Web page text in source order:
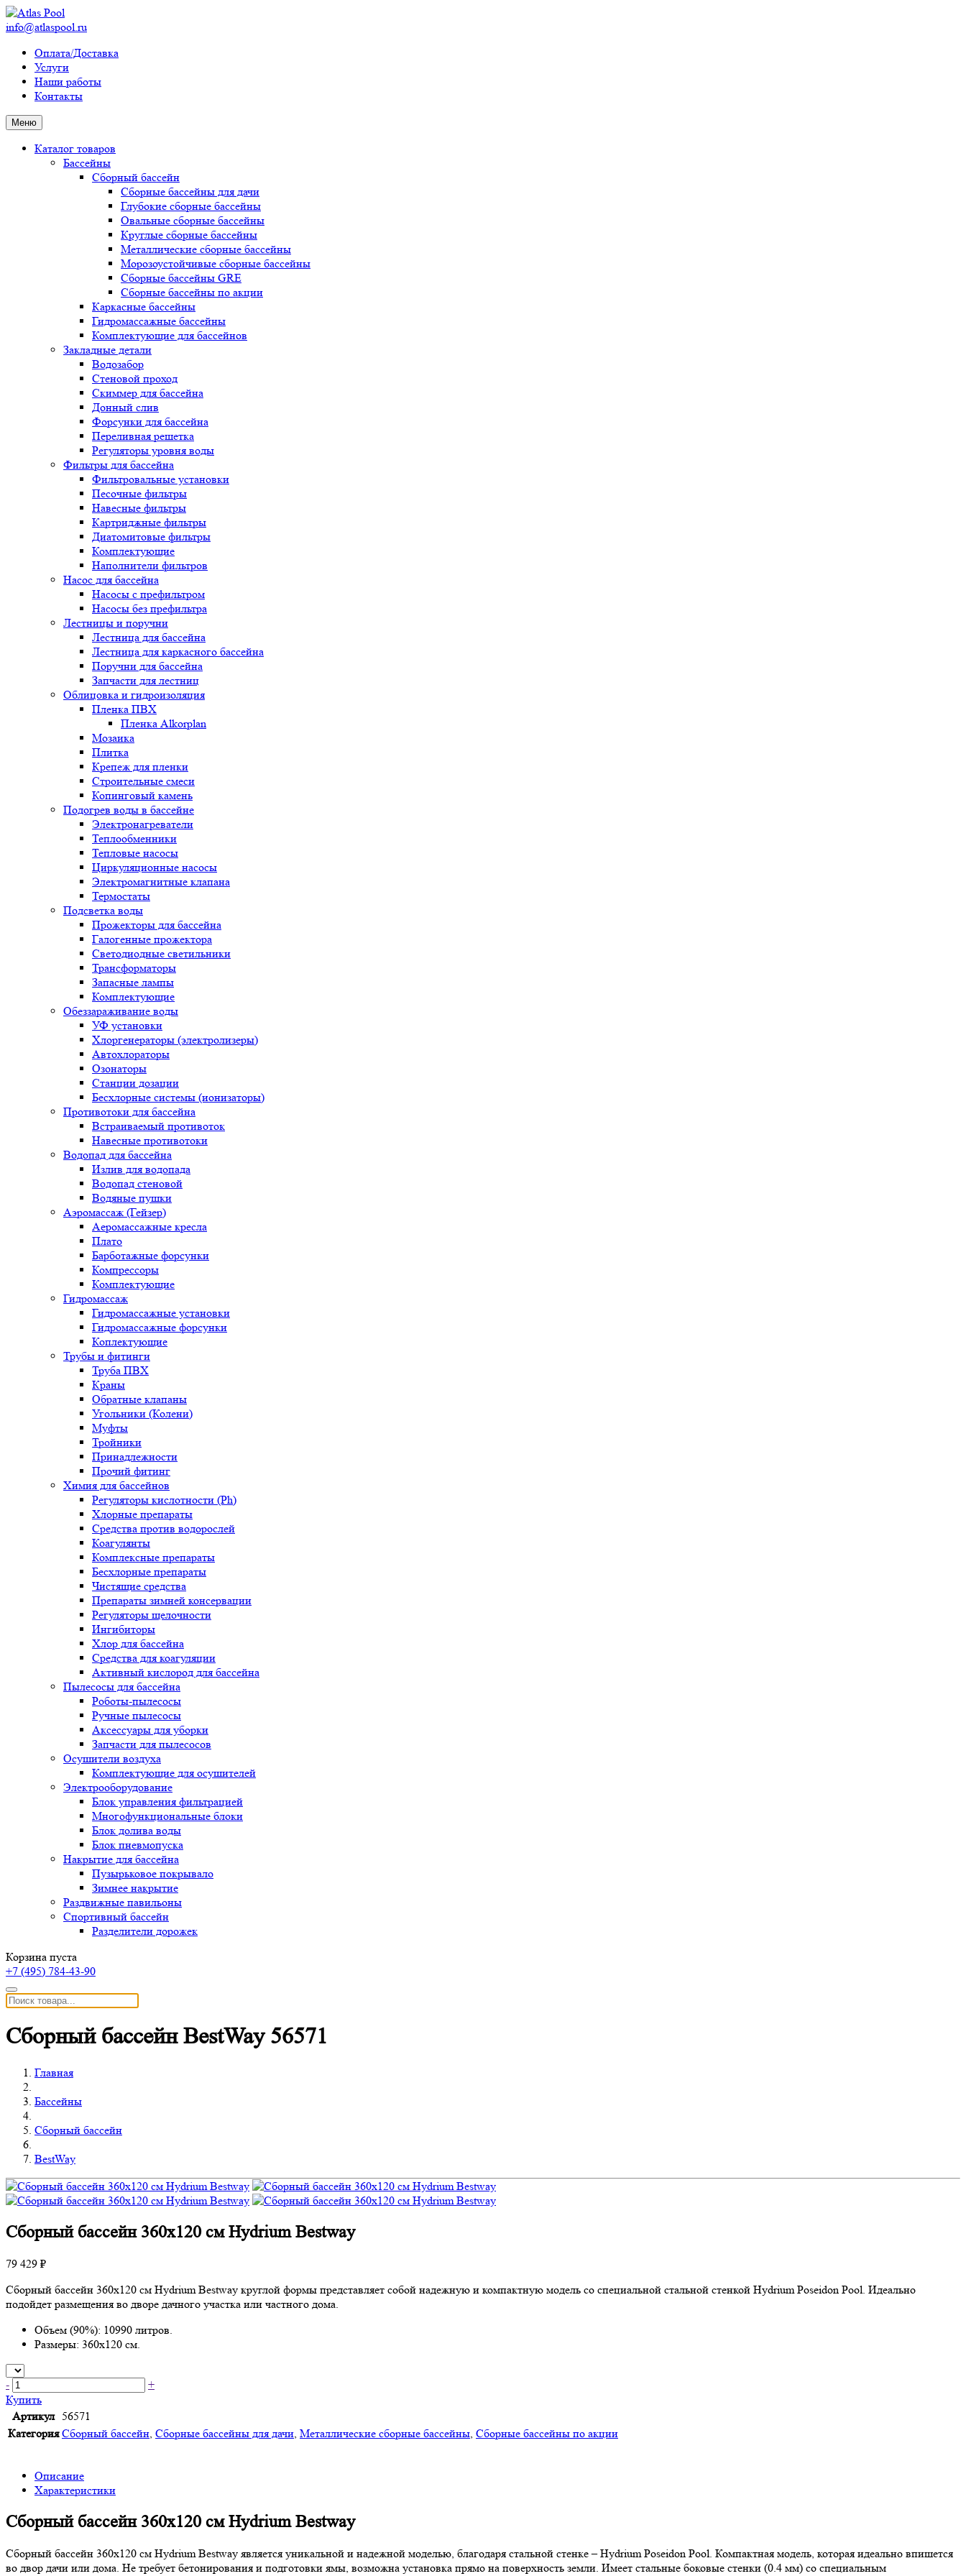
info@atlaspool.ru
Оплата/Доставка
Услуги
Наши работы
Контакты
Меню
Каталог товаров
Бассейны
Сборный бассейн
Сборные бассейны для дачи
Глубокие сборные бассейны
Овальные сборные бассейны
Круглые сборные бассейны
Металлические сборные бассейны
Морозоустойчивые сборные бассейны
Сборные бассейны GRE
Сборные бассейны по акции
Каркасные бассейны
Гидромассажные бассейны
Комплектующие для бассейнов
Закладные детали
Водозабор
Стеновой проход
Скиммер для бассейна
Донный слив
Форсунки для бассейна
Переливная решетка
Регуляторы уровня воды
Фильтры для бассейна
Фильтровальные установки
Песочные фильтры
Навесные фильтры
Картриджные фильтры
Диатомитовые фильтры
Комплектующие
Наполнители фильтров
Насос для бассейна
Насосы с префильтром
Насосы без префильтра
Лестницы и поручни
Лестница для бассейна
Лестница для каркасного бассейна
Поручни для бассейна
Запчасти для лестниц
Облицовка и гидроизоляция
Пленка ПВХ
Пленка Alkorplan
Мозаика
Плитка
Крепеж для пленки
Строительные смеси
Копинговый камень
Подогрев воды в бассейне
Электронагреватели
Теплообменники
Тепловые насосы
Циркуляционные насосы
Электромагнитные клапана
Термостаты
Подсветка воды
Прожекторы для бассейна
Галогенные прожектора
Светодиодные светильники
Трансформаторы
Запасные лампы
Комплектующие
Обеззараживание воды
УФ установки
Хлоргенераторы (электролизеры)
Автохлораторы
Озонаторы
Станции дозации
Бесхлорные системы (ионизаторы)
Противотоки для бассейна
Встраиваемый противоток
Навесные противотоки
Водопад для бассейна
Излив для водопада
Водопад стеновой
Водяные пушки
Аэромассаж (Гейзер)
Аеромассажные кресла
Плато
Барботажные форсунки
Компрессоры
Комплектующие
Гидромассаж
Гидромассажные установки
Гидромассажные форсунки
Коплектующие
Трубы и фитинги
Труба ПВХ
Краны
Обратные клапаны
Угольники (Колени)
Муфты
Тройники
Принадлежности
Прочий фитинг
Химия для бассейнов
Регуляторы кислотности (Ph)
Хлорные препараты
Средства против водорослей
Коагулянты
Комплексные препараты
Бесхлорные препараты
Чистящие средства
Препараты зимней консервации
Регуляторы щелочности
Ингибиторы
Хлор для бассейна
Средства для коагуляции
Активный кислород для бассейна
Пылесосы для бассейна
Роботы-пылесосы
Ручные пылесосы
Аксессуары для уборки
Запчасти для пылесосов
Осушители воздуха
Комплектующие для осушителей
Электрооборудование
Блок управления фильтрацией
Многофункциональные блоки
Блок долива воды
Блок пневмопуска
Накрытие для бассейна
Пузырьковое покрывало
Зимнее накрытие
Раздвижные павильоны
Спортивный бассейн
Разделители дорожек
Корзина пуста
+7 (495) 784-43-90
Сборный бассейн BestWay 56571
Главная
Бассейны
Сборный бассейн
BestWay
Сборный бассейн 360x120 см Hydrium Bestway
79 429 ₽
Сборный бассейн 360x120 см Hydrium Bestway круглой формы представляет собой надежную и компактную модель со специальной стальной стенкой Hydrium Poseidon Pool. Идеально
подойдет размещения во дворе дачного участка или частного дома.
Объем (90%): 10990 литров.
Размеры: 360х120 см.
-
+
Купить
Артикул 56571
Категория Сборный бассейн Сборные бассейны для дачи Металлические сборные бассейны Сборные бассейны по акции
Описание
Характеристики
Сборный бассейн 360x120 см Hydrium Bestway
Сборный бассейн 360x120 см Hydrium Bestway является уникальной и надежной моделью, благодаря стальной стенке – Hydrium Poseidon Pool. Компактная модель, которая идеально впишется
во двор дачи или дома. Не требует бетонирования и подготовки ямы, возможна установка прямо на поверхность земли. Имеет стальные боковые стенки (0.4 мм) со специальным